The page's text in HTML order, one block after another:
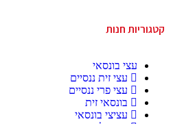
קטגוריות חנות
עצי בונסאי
עצי זית ננסיים
עצי פרי ננסיים
בונסאי זית
עציצי בונסאי